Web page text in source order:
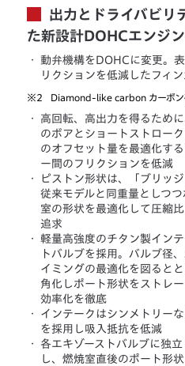
出力とドライバビリ
た新設計DOHCエンジ
・
動弁機構をDOHCに変更。
リクションを低減したフィ
※2 Diamond-like carbon カーボン
・
高回転、高出力を得るため
のボアとショートストロー
のオフセット量を最適化す
ー間のフリクションを低減
・
ピストン形状は、「ブリッ
従来モデルと同重量としつ
室の形状を最適化して圧縮
追求
・
軽量高強度のチタン製イン
トバルブを採用。バルブ径
イミングの最適化を図ると
角化しポート形状をストレ
効率化を徹底
・
インテークはシンメトリー
を採用し吸入抵抗を低減
・
各エキゾーストバルブに独
し、燃焼室直後のポート形